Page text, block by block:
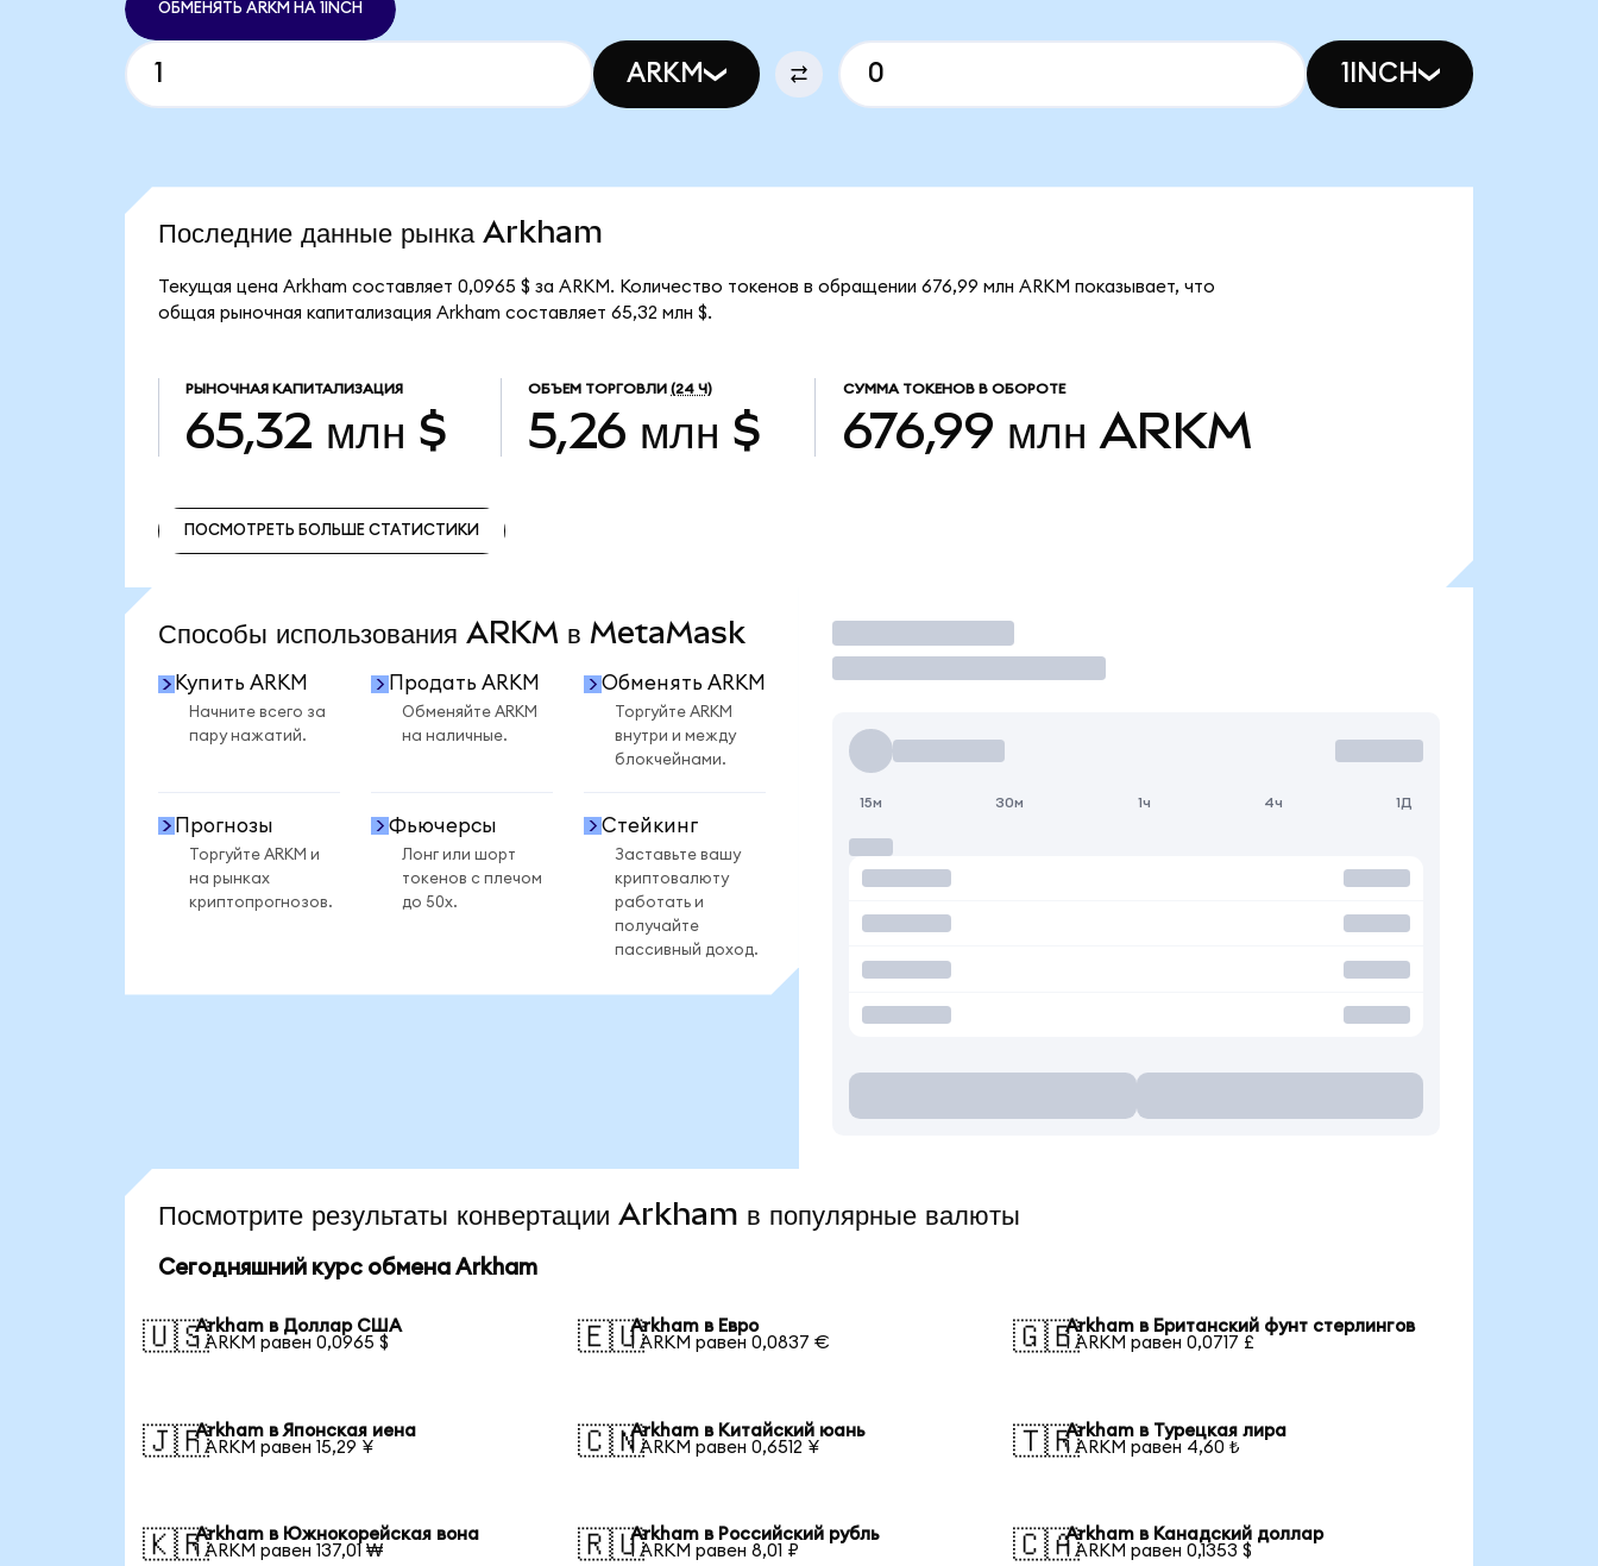
ОБМЕНЯТЬ ARKM НА 1INCH
ARKM 1INCH
Последние данные рынка Arkham
Текущая цена Arkham составляет 0,0965 $ за ARKM. Количество токенов в обращении 676,99 млн ARKM показывает, что
общая рыночная капитализация Arkham составляет 65,32 млн $.
РЫНОЧНАЯ КАПИТАЛИЗАЦИЯ
65,32 млн $
ОБЪЕМ ТОРГОВЛИ (24 Ч)
5,26 млн $
СУММА ТОКЕНОВ В ОБОРОТЕ
676,99 млн ARKM
ПОСМОТРЕТЬ БОЛЬШЕ СТАТИСТИКИ
Способы использования ARKM в MetaMask
Купить ARKM
Начните всего за
пару нажатий.
Продать ARKM
Обменяйте ARKM
на наличные.
Обменять ARKM
Торгуйте ARKM
внутри и между
блокчейнами.
Прогнозы
Торгуйте ARKM и
на рынках
криптопрогнозов.
Фьючерсы
Лонг или шорт
токенов с плечом
до 50x.
Стейкинг
Заставьте вашу
криптовалюту
работать и
получайте
пассивный доход.
Торговать
15м 30м 1ч 4ч 1Д
Посмотрите результаты конвертации Arkham в популярные валюты
Сегодняшний курс обмена Arkham
🇺🇸Arkham в Доллар США
1 ARKM равен 0,0965 $
🇪🇺Arkham в Евро
1 ARKM равен 0,0837 €
🇬🇧Arkham в Британский фунт стерлингов
1 ARKM равен 0,0717 £
🇯🇵Arkham в Японская иена
1 ARKM равен 15,29 ¥
🇨🇳Arkham в Китайский юань
1 ARKM равен 0,6512 ¥
🇹🇷Arkham в Турецкая лира
1 ARKM равен 4,60 ₺
🇰🇷Arkham в Южнокорейская вона
1 ARKM равен 137,01 ₩
🇷🇺Arkham в Российский рубль
1 ARKM равен 8,01 ₽
🇨🇦Arkham в Канадский доллар
1 ARKM равен 0,1353 $